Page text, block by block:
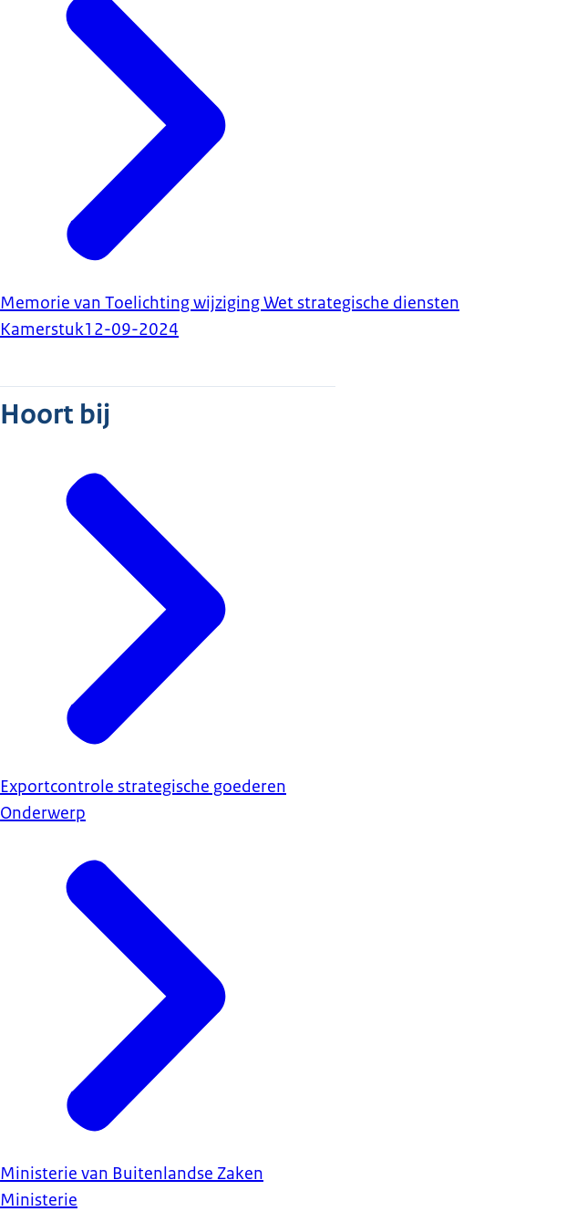
Memorie van Toelichting wijziging Wet strategische diensten
Kamerstuk12-09-2024
Hoort bij
Exportcontrole strategische goederen
Onderwerp
Ministerie van Buitenlandse Zaken
Ministerie